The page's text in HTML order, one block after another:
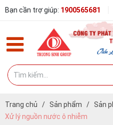
Bạn cần trợ giúp: 1900565681
Trang chủ / Sản phẩm / Sản
Xử lý nguồn nước ô nhiễm